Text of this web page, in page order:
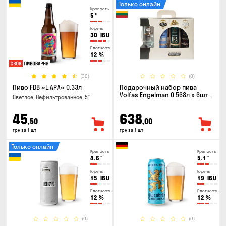
Крепость
5 °
Горечь
30 IBU
Плотность
12 %
(30)
Пиво FDB «L.APA» 0.33л
Светлое, Нефильтрованное, 5°
45,50
грн за 1 шт
(0)
Только онлайн
Подарочный набор пива
Volfas Engelman 0.568л x 6шт +
638,00
грн за 1 шт
Крепость
4.6 °
Горечь
15 IBU
Плотность
12 %
(0)
Только онлайн
Крепость
5.1 °
Горечь
19 IBU
Плотность
12 %
(0)